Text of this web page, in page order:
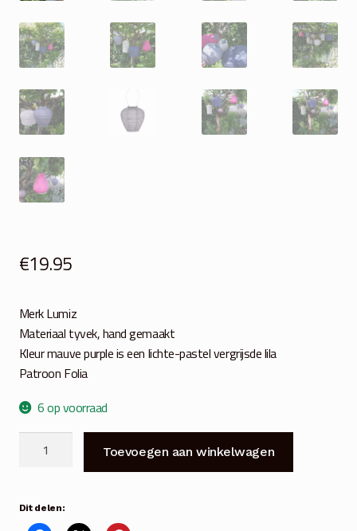
€19.95
Merk Lumiz
Materiaal tyvek, hand gemaakt
Kleur mauve purple is een lichte-pastel vergrijsde lila
Patroon Folia
6 op voorraad
Ø20
cm
Toevoegen aan winkelwagen
Dit delen: